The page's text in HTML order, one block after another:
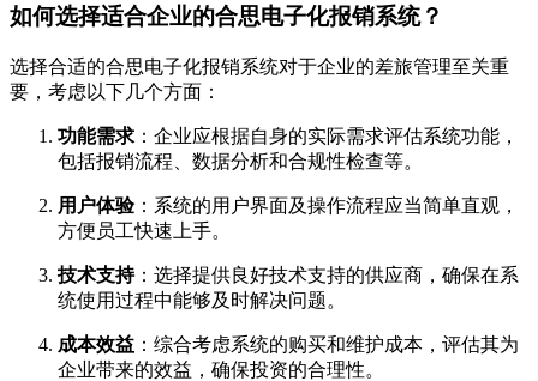
如何选择适合企业的合思电子化报销系统？
选择合适的合思电子化报销系统对于企业的差旅管理至关重
要，考虑以下几个方面：
功能需求 ：企业应根据自身的实际需求评估系统功能，
包括报销流程、数据分析和合规性检查等。
用户体验：系统的用户界面及操作流程应当简单直观，
方便员工快速上手。
技术支持：选择提供良好技术支持的供应商，确保在系
统使用过程中能够及时解决问题。
成本效益 ：综合考虑系统的购买和维护成本，评估其为
企业带来的效益，确保投资的合理性。